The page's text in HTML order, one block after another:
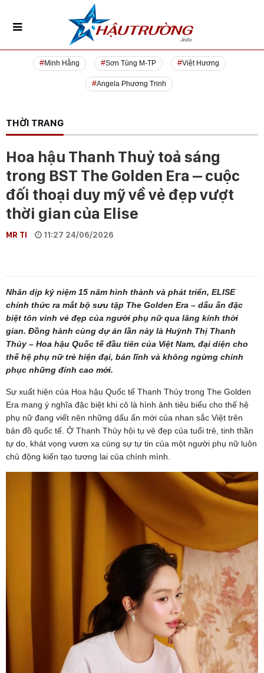
Minh Hằng Sơn Tùng M-TP Việt Hương
Angela Phương Trinh
THỜI TRANG
Hoa hậu Thanh Thuỷ toả sáng
trong BST The Golden Era – cuộc
đối thoại duy mỹ về vẻ đẹp vượt
thời gian của Elise
MR TI 11:27 24/06/2026
Nhân dịp kỷ niệm 15 năm hình thành và phát triển, ELISE
chính thức ra mắt bộ sưu tập The Golden Era – dấu ấn đặc
biệt tôn vinh vẻ đẹp của người phụ nữ qua lăng kính thời
gian. Đồng hành cùng dự án lần này là Huỳnh Thị Thanh
Thủy – Hoa hậu Quốc tế đầu tiên của Việt Nam, đại diện cho
thế hệ phụ nữ trẻ hiện đại, bản lĩnh và không ngừng chinh
phục những đỉnh cao mới.
Sự xuất hiện của Hoa hậu Quốc tế Thanh Thủy trong The Golden
Era mang ý nghĩa đặc biệt khi cô là hình ảnh tiêu biểu cho thế hệ
phụ nữ đang viết nên những dấu ấn mới của nhan sắc Việt trên
bản đồ quốc tế. Ở Thanh Thủy hội tụ vẻ đẹp của tuổi trẻ, tinh thần
tự do, khát vọng vươn xa cùng sự tự tin của một người phụ nữ luôn
chủ động kiến tạo tương lai của chính mình.